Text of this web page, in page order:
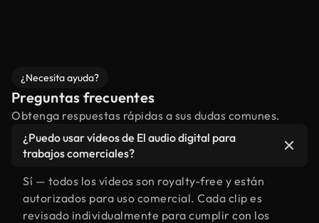
¿Necesita ayuda?
Preguntas frecuentes
Obtenga respuestas rápidas a sus dudas comunes.
¿Puedo usar vídeos de El audio digital para
trabajos comerciales?
Sí — todos los vídeos son royalty-free y están
autorizados para uso comercial. Cada clip es
revisado individualmente para cumplir con los